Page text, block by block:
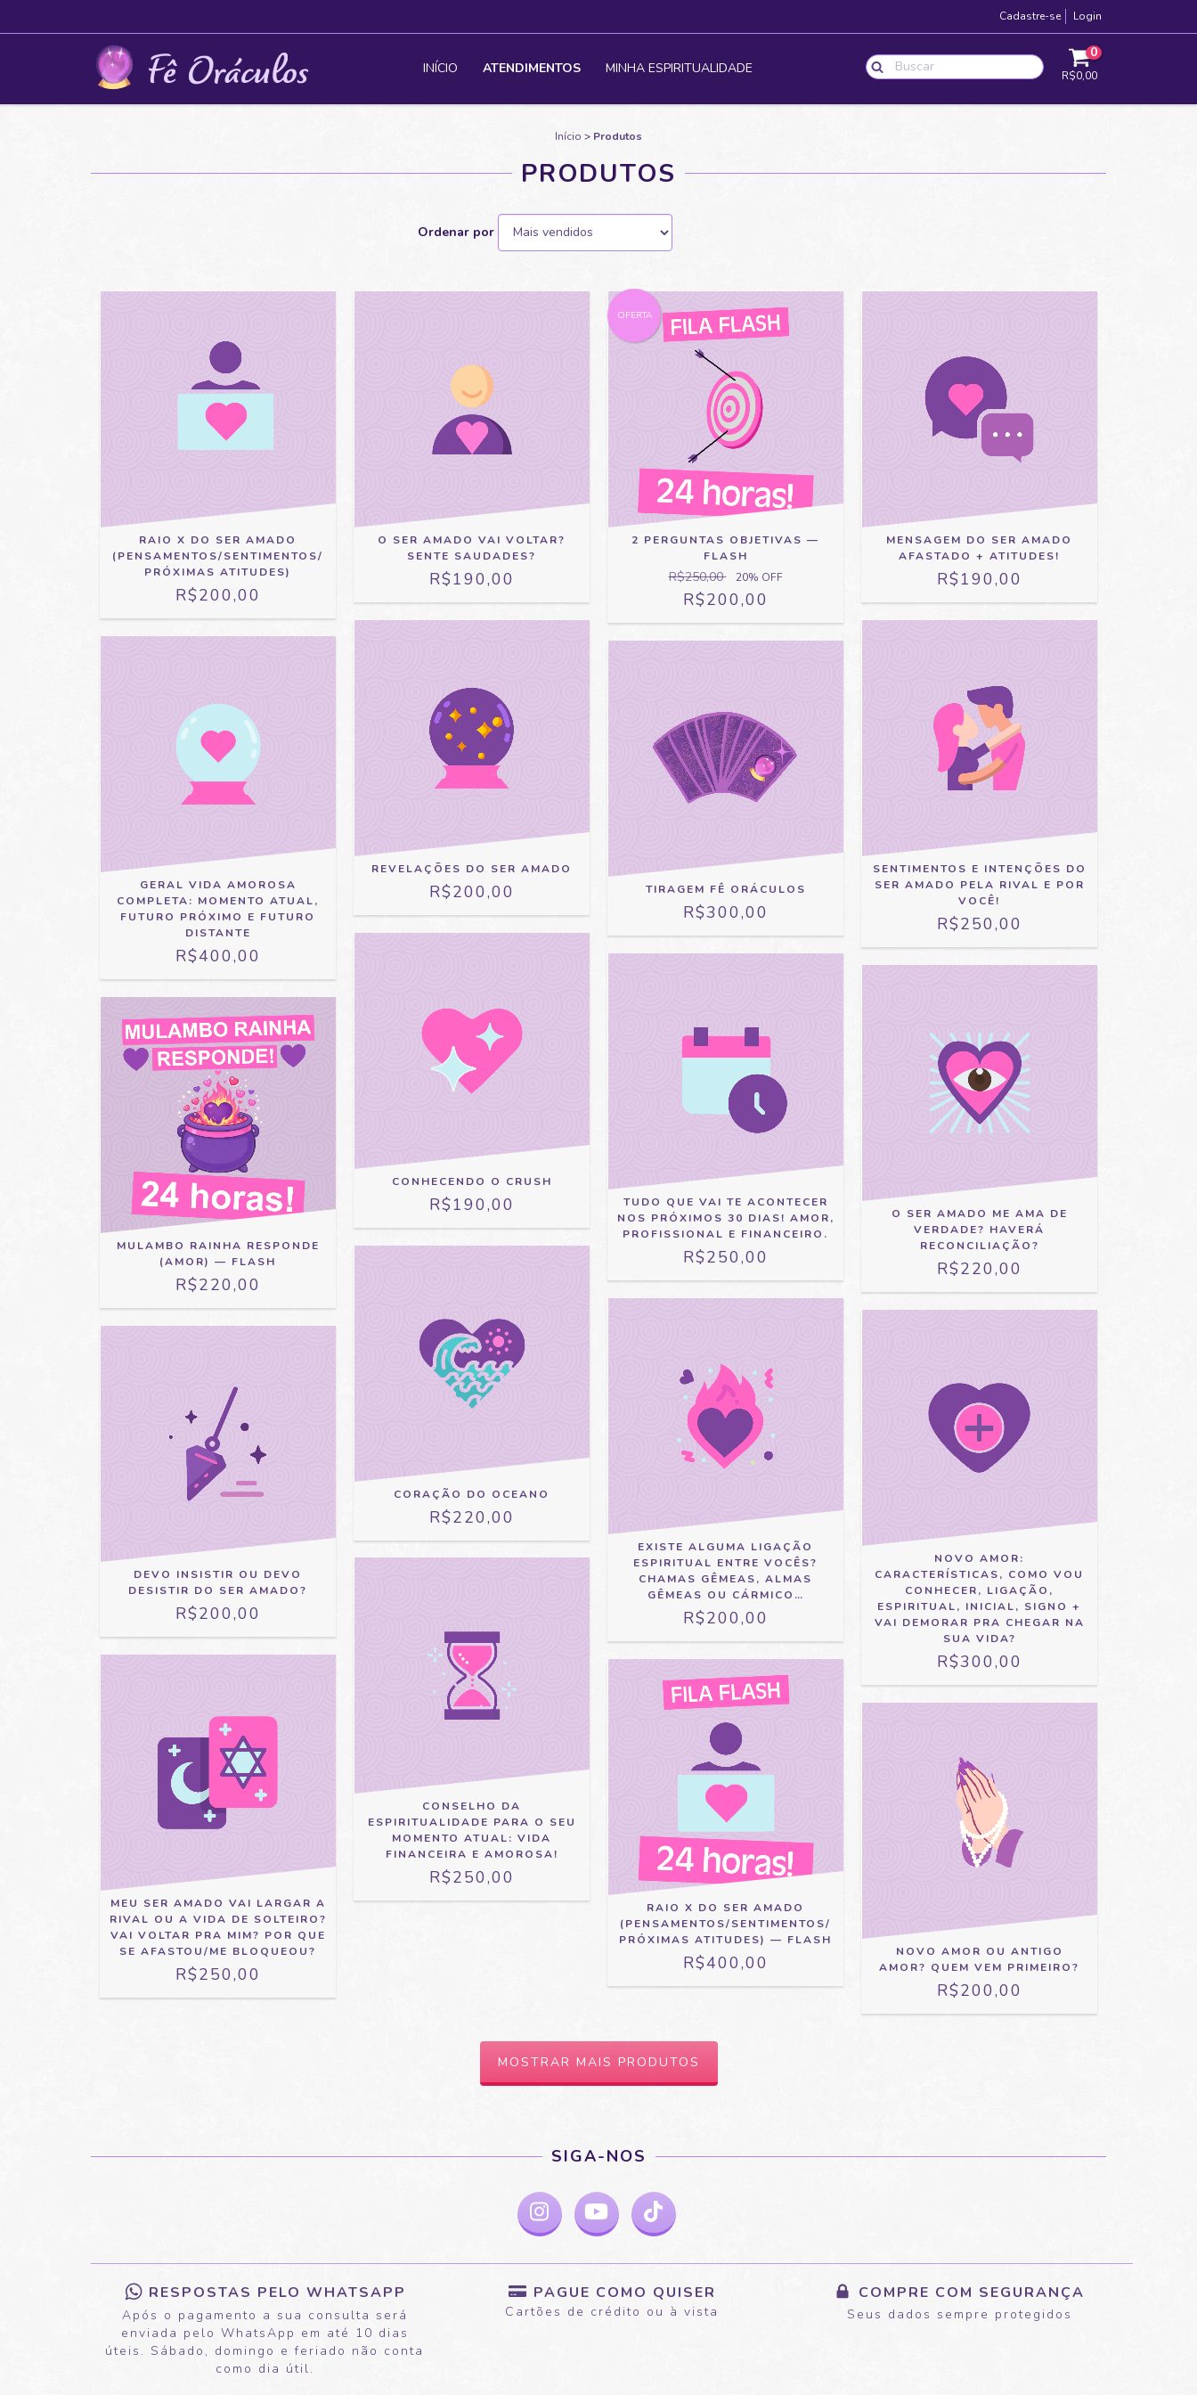
Cadastre-se Login
INÍCIO ATENDIMENTOS MINHA ESPIRITUALIDADE
0
R$0,00
Início > Produtos
PRODUTOS
Ordenar por
RAIO X DO SER AMADO
(PENSAMENTOS/SENTIMENTOS/
PRÓXIMAS ATITUDES)
R$200,00
O SER AMADO VAI VOLTAR?
SENTE SAUDADES?
R$190,00
OFERTA
2 PERGUNTAS OBJETIVAS —
FLASH
R$250,00 20% OFF
R$200,00
MENSAGEM DO SER AMADO
AFASTADO + ATITUDES!
R$190,00
GERAL VIDA AMOROSA
COMPLETA: MOMENTO ATUAL,
FUTURO PRÓXIMO E FUTURO
DISTANTE
R$400,00
REVELAÇÕES DO SER AMADO
R$200,00 TIRAGEM FÊ ORÁCULOS
R$300,00
SENTIMENTOS E INTENÇÕES DO
SER AMADO PELA RIVAL E POR
VOCÊ!
R$250,00
MULAMBO RAINHA RESPONDE
(AMOR) — FLASH
R$220,00
CONHECENDO O CRUSH
R$190,00
TUDO QUE VAI TE ACONTECER
NOS PRÓXIMOS 30 DIAS! AMOR,
PROFISSIONAL E FINANCEIRO.
R$250,00
O SER AMADO ME AMA DE
VERDADE? HAVERÁ
RECONCILIAÇÃO?
R$220,00
DEVO INSISTIR OU DEVO
DESISTIR DO SER AMADO?
R$200,00
CORAÇÃO DO OCEANO
R$220,00
EXISTE ALGUMA LIGAÇÃO
ESPIRITUAL ENTRE VOCÊS?
CHAMAS GÊMEAS, ALMAS
GÊMEAS OU CÁRMICO…
R$200,00
NOVO AMOR:
CARACTERÍSTICAS, COMO VOU
CONHECER, LIGAÇÃO,
ESPIRITUAL, INICIAL, SIGNO +
VAI DEMORAR PRA CHEGAR NA
SUA VIDA?
R$300,00
MEU SER AMADO VAI LARGAR A
RIVAL OU A VIDA DE SOLTEIRO?
VAI VOLTAR PRA MIM? POR QUE
SE AFASTOU/ME BLOQUEOU?
R$250,00
CONSELHO DA
ESPIRITUALIDADE PARA O SEU
MOMENTO ATUAL: VIDA
FINANCEIRA E AMOROSA!
R$250,00
RAIO X DO SER AMADO
(PENSAMENTOS/SENTIMENTOS/
PRÓXIMAS ATITUDES) — FLASH
R$400,00
NOVO AMOR OU ANTIGO
AMOR? QUEM VEM PRIMEIRO?
R$200,00
MOSTRAR MAIS PRODUTOS
SIGA-NOS
RESPOSTAS PELO WHATSAPP
Após o pagamento a sua consulta será
enviada pelo WhatsApp em até 10 dias
úteis. Sábado, domingo e feriado não conta
como dia útil.
PAGUE COMO QUISER
Cartões de crédito ou à vista
COMPRE COM SEGURANÇA
Seus dados sempre protegidos